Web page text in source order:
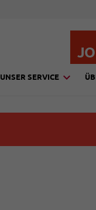
UNSER SERVICE